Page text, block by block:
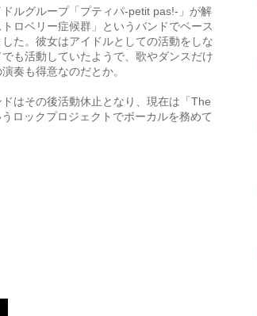
ドルグループ「プティパ-petit pas!-」が解
ロベリー症候群」というバンドでベース
た。彼女はアイドルとしての活動をしな
も活動していたようで、歌やダンスだけ
奏も得意なのだとか。
はその後活動休止となり、現在は「The
ロックプロジェクトでボーカルを務めて